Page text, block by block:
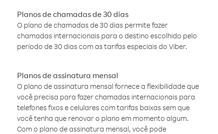
Planos de chamadas de 30 dias
O plano de chamadas de 30 dias permite fazer
chamadas internacionais para o destino escolhido pelo
período de 30 dias com as tarifas especiais do Viber.
Planos de assinatura mensal
O plano de assinatura mensal fornece a flexibilidade que
você precisa para fazer chamadas internacionais para
telefones fixos e celulares com tarifas baixas sem que
você tenha que renovar o plano em momento algum.
Com o plano de assinatura mensal, você pode